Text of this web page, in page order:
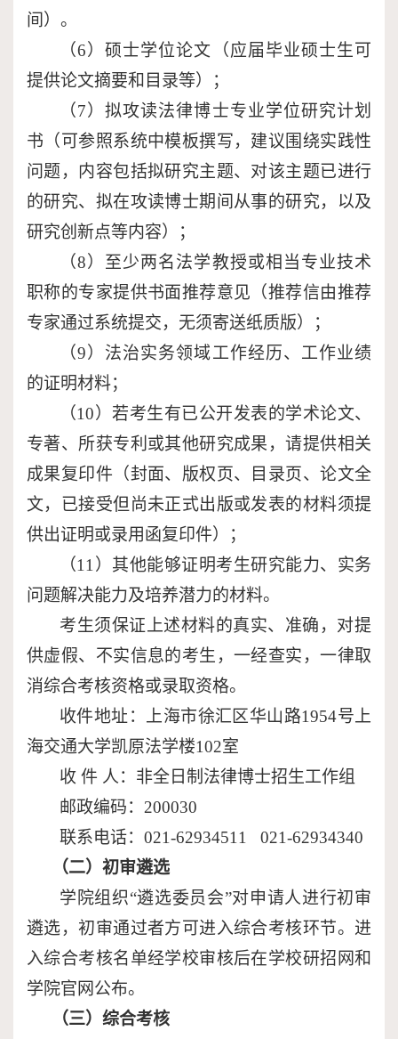
间）。
（6）硕士学位论文（应届毕业硕士生可
提供论文摘要和目录等）；
（7）拟攻读法律博士专业学位研究计划
书（可参照系统中模板撰写，建议围绕实践性
问题，内容包括拟研究主题、对该主题已进行
的研究、拟在攻读博士期间从事的研究，以及
研究创新点等内容）；
（8）至少两名法学教授或相当专业技术
职称的专家提供书面推荐意见（推荐信由推荐
专家通过系统提交，无须寄送纸质版）；
（9）法治实务领域工作经历、工作业绩
的证明材料；
（10）若考生有已公开发表的学术论文、
专著、所获专利或其他研究成果，请提供相关
成果复印件（封面、版权页、目录页、论文全
文，已接受但尚未正式出版或发表的材料须提
供出证明或录用函复印件）；
（11 ）其他能够证明考生研究能力、实务
问题解决能力及培养潜力的材料。
考生须保证上述材料的真实、准确，对提
供虚假、不实信息的考生，一经查实，一律取
消综合考核资格或录取资格。
收件地址：上海市徐汇区华山路1954号上
海交通大学凯原法学楼102室
收 件 人： 非全日制 法律博士招生工作组
邮政编码： 200030
联系电话： 021-62934511 021-62934340
（二）初审遴选
学院组织“遴选委员会”对申请人进行初审
遴选，初审通过者方可进入综合考核环节。进
入综合考核名单经学校审核后在学校研招网和
学院官网公布。
（三）综合考核